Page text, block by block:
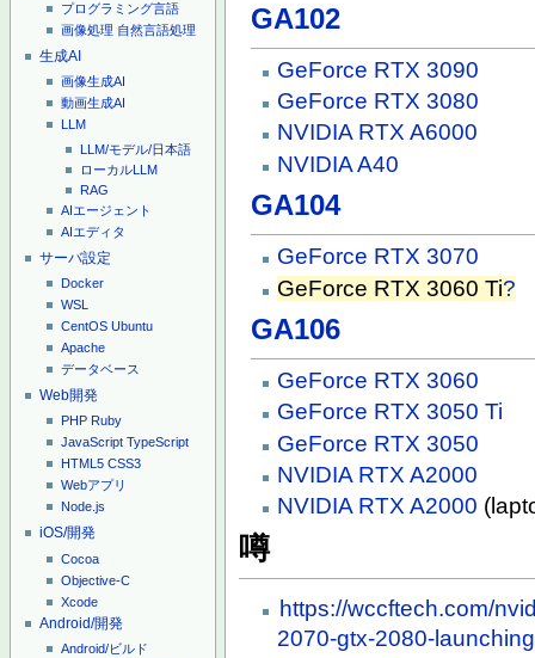
プログラミング言語
画像処理 自然言語処理
生成AI
画像生成AI
動画生成AI
LLM
LLM/モデル/日本語
ローカルLLM
RAG
AIエージェント
AIエディタ
サーバ設定
Docker
WSL
CentOS Ubuntu
Apache
データベース
Web開発
PHP Ruby
JavaScript TypeScript
HTML5 CSS3
Webアプリ
Node.js
iOS/開発
Cocoa
Objective-C
Xcode
Android/開発
Android/ビルド
GA102
GeForce RTX 3090
GeForce RTX 3080
NVIDIA RTX A6000
NVIDIA A40
GA104
GeForce RTX 3070
GeForce RTX 3060 Ti?
GA106
GeForce RTX 3060
GeForce RTX 3050 Ti
GeForce RTX 3050
NVIDIA RTX A2000
NVIDIA RTX A2000
噂
https://wccftech.com/
2070-gtx-2080-